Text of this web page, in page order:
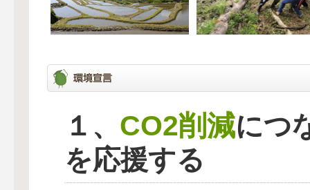
１、 CO2削減につ
を応援する